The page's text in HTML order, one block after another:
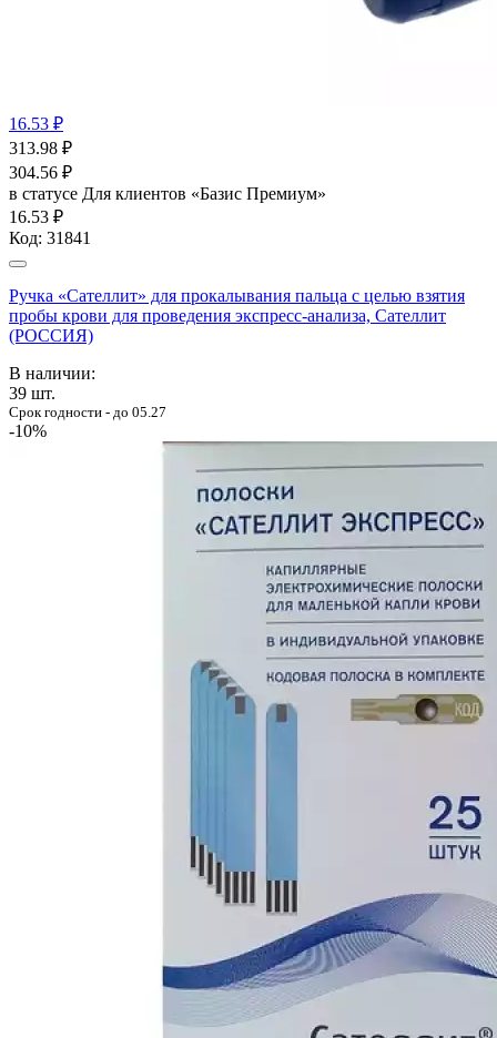
16.53 ₽
313.98 ₽
304.56 ₽
в статусе Для клиентов «Базис Премиум»
16.53 ₽
Код: 31841
Ручка «Сателлит» для прокалывания пальца с целью взятия
пробы крови для проведения экспресс-анализа, Сателлит
(РОССИЯ)
В наличии:
39 шт.
Срок годности - до 05.27
-10%